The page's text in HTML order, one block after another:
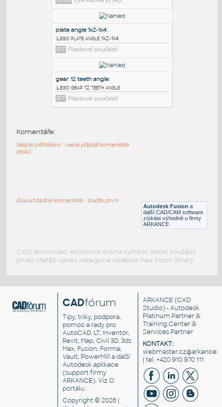
3030 free angle plate
Free angle plate of steel for 3030 series
DWG Materiály
Right Angle:
Otevřená šipka, 90°
DWG Výkresové prvky
IPT Plastové součásti
IPT Plastové součásti
Autodesk Fusion a
další CAD/CAM software
získáte výhodně u firmy
ARKANCE
Komentáře:
Nejste přihlášeni - nelze připojit komentáře
bloků
Dosud žádné komentáře - buďte první
CAD download: knihovna rodina symbol detail součást
prvek stafáž výkres kategorie kolekce free block library
CADfórum
Tipy, triky, podpora,
pomoc a rady pro
AutoCAD, LT, Inventor,
Revit, Map, Civil 3D, 3ds
Max, Fusion, Forma,
Vault, PowerMill a další
Autodesk aplikace
(support firmy
ARKANCE). VizO
portálu.
Copyright © 2026 |
ARKANCE (CAD
Studio) - Autodesk
Platinum Partner &
Training Center &
Services Partner
KONTAKT:
| tel. +420 910 970 111